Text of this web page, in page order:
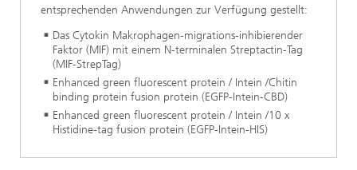
entsprechenden Anwendungen zur Verfügung gestellt:
Das Cytokin Makrophagen-migrations-inhibierender
Faktor (MIF) mit einem N-terminalen Streptactin-Tag
(MIF-StrepTag)
Enhanced green fluorescent protein / Intein /Chitin
binding protein fusion protein (EGFP-Intein-CBD)
Enhanced green fluorescent protein / Intein /10 x
Histidine-tag fusion protein (EGFP-Intein-HIS)